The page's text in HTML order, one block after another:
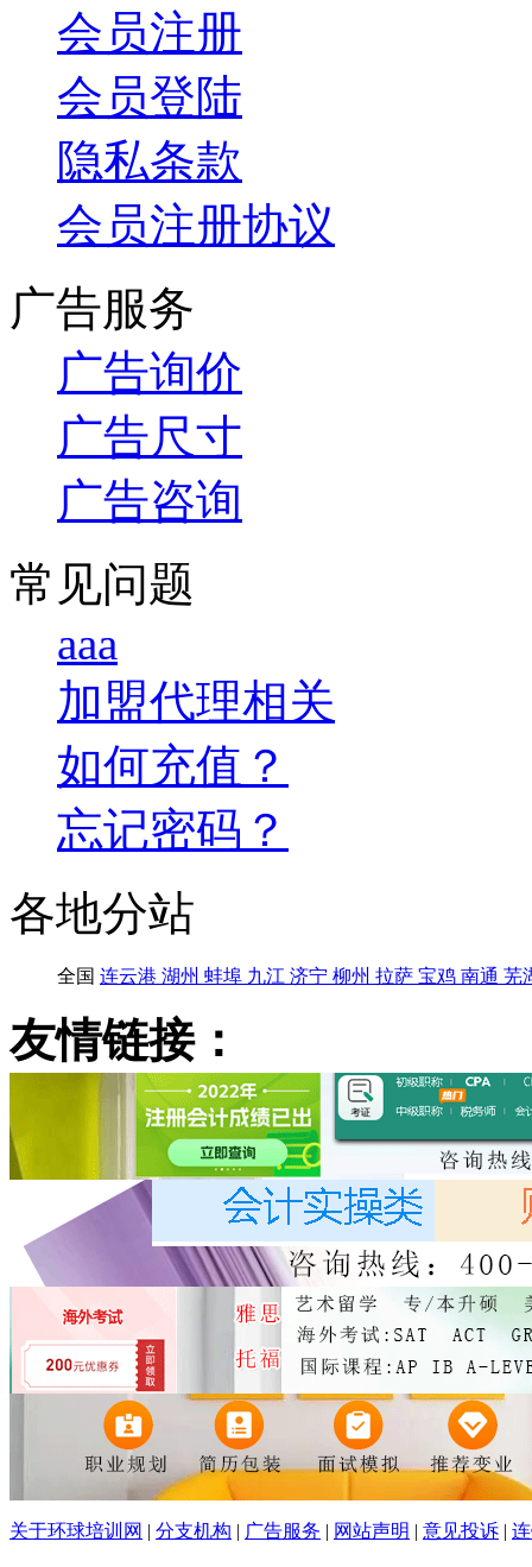
会员注册
会员登陆
隐私条款
会员注册协议
广告服务
广告询价
广告尺寸
广告咨询
常见问题
aaa
加盟代理相关
如何充值？
忘记密码？
各地分站
全国 连云港 湖州 蚌埠 九江 济宁 柳州 拉萨 宝鸡 南通 芜
友情链接：
关于环球培训网 | 分支机构 | 广告服务 | 网站声明 | 意见投诉 |